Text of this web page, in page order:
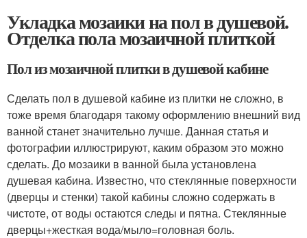
Укладка мозаики на пол в душевой.
Отделка пола мозаичной плиткой
Пол из мозаичной плитки в душевой кабине
Сделать пол в душевой кабине из плитки не сложно, в
тоже время благодаря такому оформлению внешний вид
ванной станет значительно лучше. Данная статья и
фотографии иллюстрируют, каким образом это можно
сделать. До мозаики в ванной была установлена
душевая кабина. Известно, что стеклянные поверхности
(дверцы и стенки) такой кабины сложно содержать в
чистоте, от воды остаются следы и пятна. Стеклянные
дверцы+жесткая вода/мыло=головная боль.